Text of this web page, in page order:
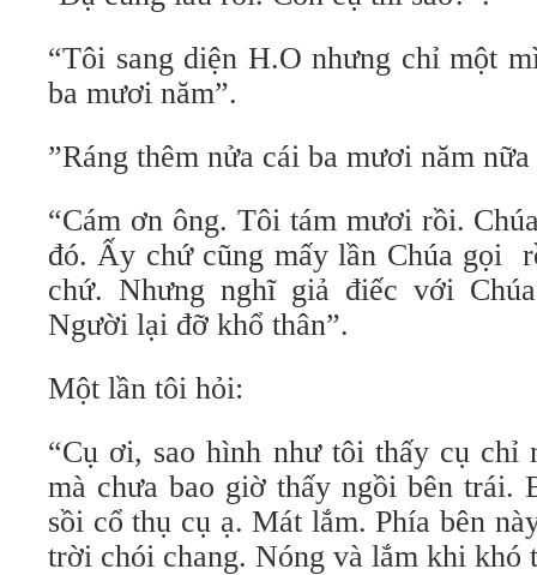
“Tôi sang diện H.O nhưng chỉ một
ba mươi năm”.
”Ráng thêm nửa cái ba mươi năm
“Cám ơn ông. Tôi tám mươi rồi.
đó. Ấy chứ cũng mấy lần Chúa gọi
chứ. Nhưng nghĩ giả điếc với
Người lại đỡ khổ thân”.
Một lần tôi hỏi:
“Cụ ơi, sao hình như tôi thấy cụ chỉ
mà chưa bao giờ thấy ngồi bên trái.
sồi cổ thụ cụ ạ. Mát lắm. Phía bên
trời chói chang. Nóng và lắm khi khó